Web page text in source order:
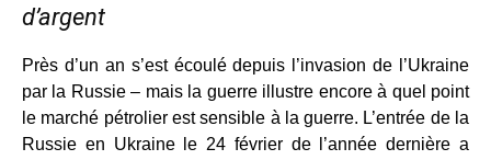
d’argent
Près d’un an s’est écoulé depuis l’invasion de l’Ukraine
par la Russie – mais la guerre illustre encore à quel point
le marché pétrolier est sensible à la guerre. L’entrée de la
Russie en Ukraine le 24 février de l’année dernière a